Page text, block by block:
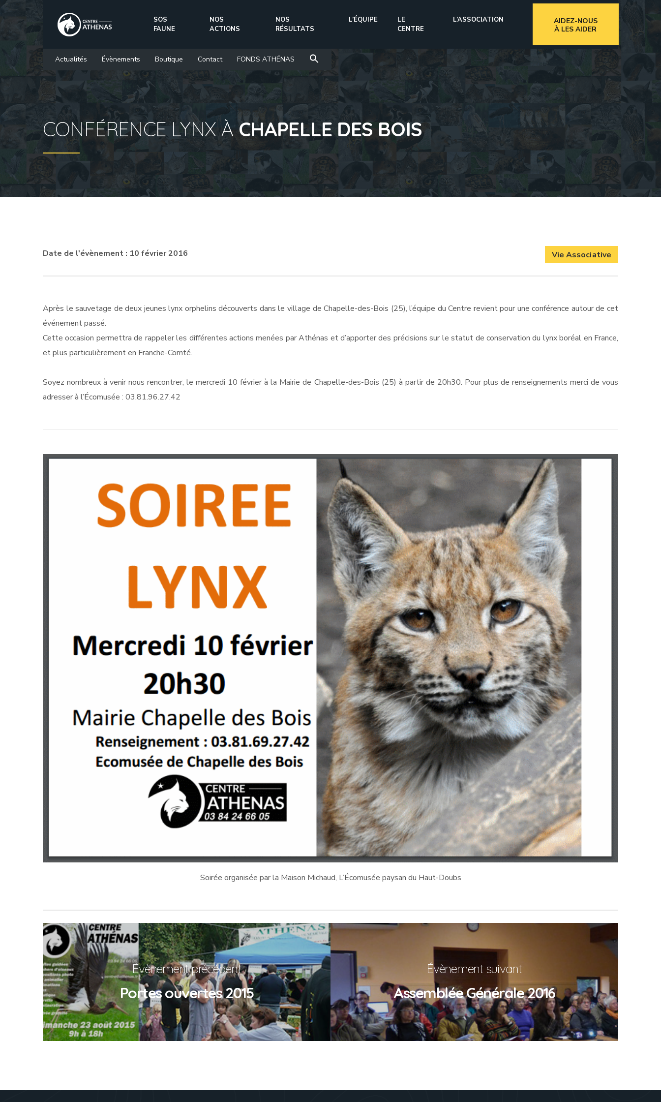
SOS
FAUNE
NOS
ACTIONS
NOS
RÉSULTATS
L’ÉQUIPE
LE
CENTRE
L’ASSOCIATION
AIDEZ-NOUS
À LES AIDER
Actualités Évènements Boutique Contact FONDS ATHÉNAS
CONFÉRENCE LYNX ÀCHAPELLE DES BOIS
Date de l'évènement : 10 février 2016 Vie Associative
Après le sauvetage de deux jeunes lynx orphelins découverts dans le village de Chapelle-des-Bois (25), l’équipe du Centre revient pour une conférence autour de cet
événement passé.
Cette occasion permettra de rappeler les différentes actions menées par Athénas et d’apporter des précisions sur le statut de conservation du lynx boréal en France,
et plus particulièrement en Franche-Comté.
Soyez nombreux à venir nous rencontrer, le mercredi 10 février à la Mairie de Chapelle-des-Bois (25) à partir de 20h30. Pour plus de renseignements merci de vous
adresser à l’Écomusée : 03.81.96.27.42
Soirée organisée par la Maison Michaud, L’Écomusée paysan du Haut-Doubs
Évènement précédent
Portes ouvertes 2015
Évènement suivant
Assemblée Générale 2016